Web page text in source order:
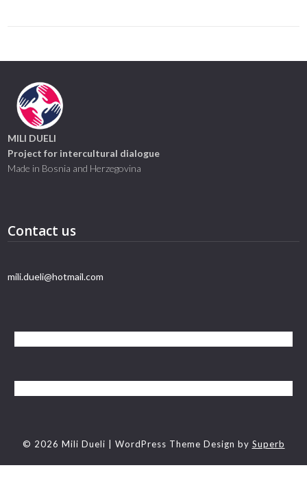
MILI DUELI
Project for intercultural dialogue
Made in Bosnia and Herzegovina
Contact us
mili.dueli@hotmail.com
© 2026 Mili Dueli | WordPress Theme Design by Superb